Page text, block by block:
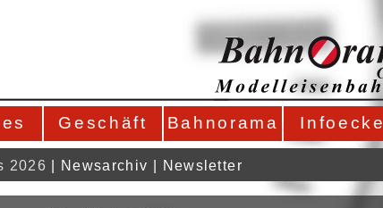
Geschäft Bahnorama Infoecke
2026 Newsarchiv Newsletter